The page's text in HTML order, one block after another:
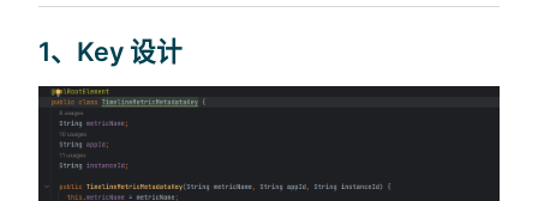
1、Key 设计